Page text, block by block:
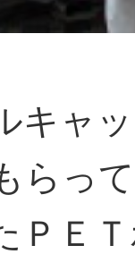
キャ
らっ
ＰＥ